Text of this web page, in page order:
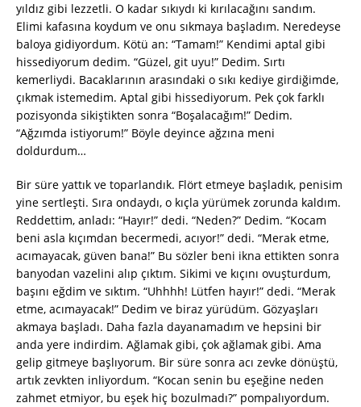
yıldız gibi lezzetli. O kadar sıkıydı ki kırılacağını sandım.
Elimi kafasına koydum ve onu sıkmaya başladım. Neredeyse
baloya gidiyordum. Kötü an: “Tamam!” Kendimi aptal gibi
hissediyorum dedim. “Güzel, git uyu!” Dedim. Sırtı
kemerliydi. Bacaklarının arasındaki o sıkı kediye girdiğimde,
çıkmak istemedim. Aptal gibi hissediyorum. Pek çok farklı
pozisyonda sikiştikten sonra “Boşalacağım!” Dedim.
“Ağzımda istiyorum!” Böyle deyince ağzına meni
doldurdum…
Bir süre yattık ve toparlandık. Flört etmeye başladık, penisim
yine sertleşti. Sıra ondaydı, o kıçla yürümek zorunda kaldım.
Reddettim, anladı: “Hayır!” dedi. “Neden?” Dedim. “Kocam
beni asla kıçımdan becermedi, acıyor!” dedi. “Merak etme,
acımayacak, güven bana!” Bu sözler beni ikna ettikten sonra
banyodan vazelini alıp çıktım. Sikimi ve kıçını ovuşturdum,
başını eğdim ve sıktım. “Uhhhh! Lütfen hayır!” dedi. “Merak
etme, acımayacak!” Dedim ve biraz yürüdüm. Gözyaşları
akmaya başladı. Daha fazla dayanamadım ve hepsini bir
anda yere indirdim. Ağlamak gibi, çok ağlamak gibi. Ama
gelip gitmeye başlıyorum. Bir süre sonra acı zevke dönüştü,
artık zevkten inliyordum. “Kocan senin bu eşeğine neden
zahmet etmiyor, bu eşek hiç bozulmadı?” pompalıyordum.